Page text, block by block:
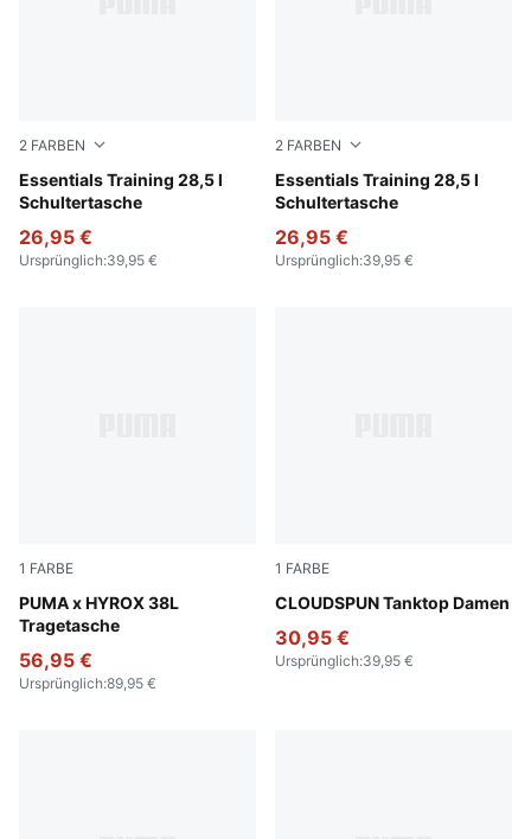
2 FARBEN
Essentials Training 28,5 l
Schultertasche
Wild Pink
26,95 €
Ursprünglich:39,95 €
2 FARBEN
Essentials Training 28,5 l
Schultertasche
Puma Black
26,95 €
Ursprünglich:39,95 €
1 FARBE
PUMA x HYROX 38L
Tragetasche
Puma Black
56,95 €
Ursprünglich:89,95 €
1 FARBE
CLOUDSPUN Tanktop Damen
Puma Black
30,95 €
Ursprünglich:39,95 €